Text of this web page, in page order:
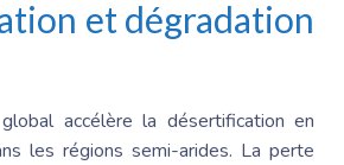
et dégradation
accélère la désertification en
les régions semi-arides. La perte